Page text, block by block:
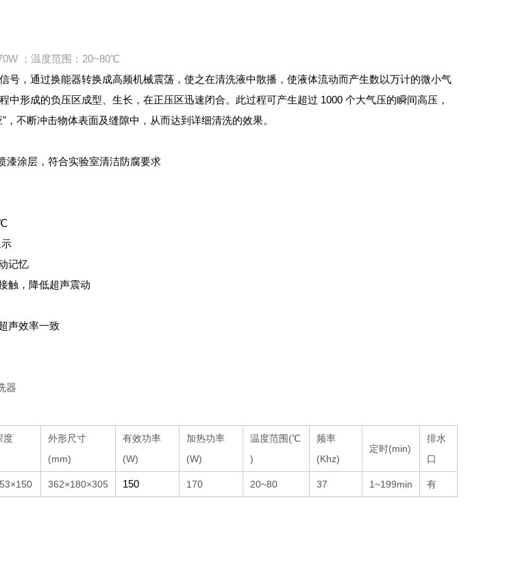
；温度范围：20~80℃
号，通过换能器转换成高频机械震荡，使之在清洗液中散播，使液体流动而产生数以万计的微小气
中形成的负压区成型、生长，在正压区迅速闭合。此过程可产生超过 1000 个大气压的瞬间高压，
，不断冲击物体表面及缝隙中，从而达到详细清洗的效果。
漆涂层，符合实验室清洁防腐要求
记忆
触，降低超声震动
声效率一致
度
外形尺寸
(mm)
有效功率
(W)
加热功率
(W)
温度范围(℃
)
频率
(Khz)
定时(min)
排水
口
362×180×305 150 170 20~80 37 1~199min 有